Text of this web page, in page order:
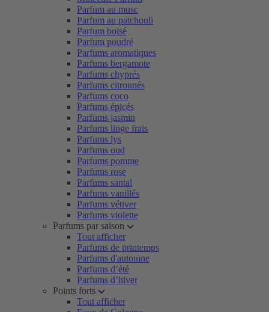
Parfum au musc
Parfum au patchouli
Parfum boisé
Parfum poudré
Parfums aromatiques
Parfums bergamote
Parfums chyprés
Parfums citronnés
Parfums coco
Parfums épicés
Parfums jasmin
Parfums linge frais
Parfums lys
Parfums oud
Parfums pomme
Parfums rose
Parfums santal
Parfums vanillés
Parfums vétiver
Parfums violette
Parfums par saison
Tout afficher
Parfums de printemps
Parfums d'automne
Parfums d’été
Parfums d’hiver
Points forts
Tout afficher